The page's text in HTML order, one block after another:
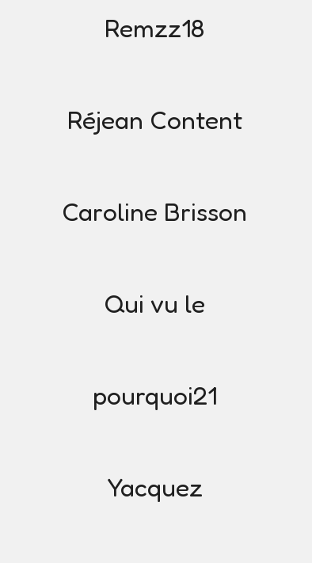
Remzz18
Réjean Content
Caroline Brisson
Qui vu le
pourquoi21
Yacquez